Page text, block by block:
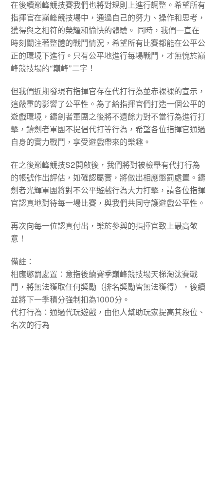
在後續巔峰競技賽我們也將對規則上進行調整。希望所有
指揮官在巔峰競技場中，通過自己的努力、操作和思考，
獲得與之相符的榮耀和愉快的體驗。 同時，我們一直在
時刻關注著整體的戰鬥情況，希望所有比賽都能在公平公
正的環境下進行。只有公平地進行每場戰鬥，才無愧於巔
峰競技場的“巔峰”二字！
但我們近期發現有指揮官存在代打行為並赤裸裸的宣示，
這嚴重的影響了公平性。為了給指揮官們打造一個公平的
遊戲環境，鑄劍者軍團之後將不遺餘力對不當行為進行打
擊，鑄劍者軍團不提倡代打等行為，希望各位指揮官通過
自身的實力戰鬥，享受遊戲帶來的樂趣。
在之後巔峰競技S2開啟後，我們將對被檢舉有代打行為
的帳號作出評估，如確認屬實，將做出相應懲罰處置。鑄
劍者光輝軍團將對不公平遊戲行為大力打擊，請各位指揮
官認真地對待每一場比賽，與我們共同守護遊戲公平性。
再次向每一位認真付出，樂於參與的指揮官致上最高敬
意！
備註：
相應懲罰處置：意指後續賽季巔峰競技場天梯淘汰賽戰
鬥，將無法獲取任何獎勵（排名獎勵皆無法獲得），後續
並將下一季積分強制扣為1000分。
代打行為：通過代玩遊戲，由他人幫助玩家提高其段位、
名次的行為